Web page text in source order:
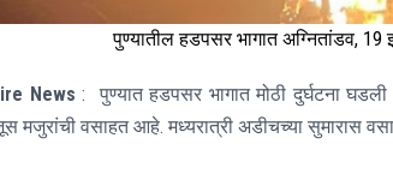
पुण्यातील हडपसर भागात अग्नितांडव,
News : पुण्यात हडपसर भागात मोठी दुर्घटना
मजुरांची वसाहत आहे. मध्यरात्री अडीचच्या सुमारास